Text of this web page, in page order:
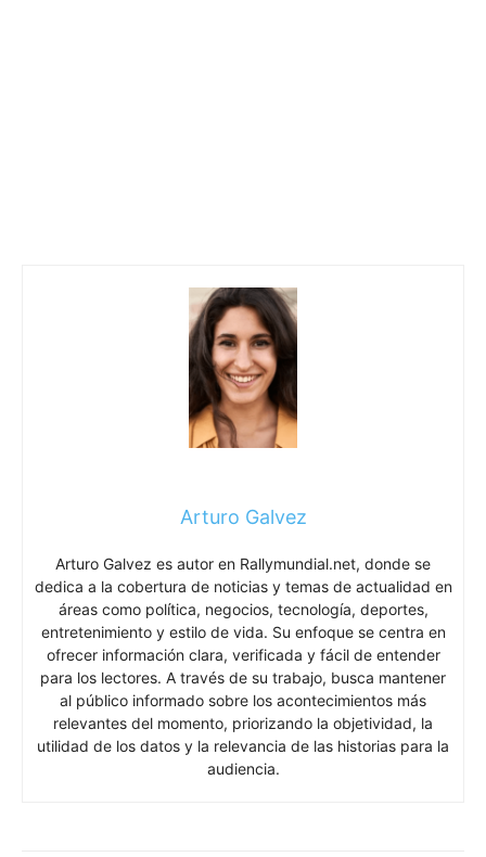
Arturo Galvez
Arturo Galvez es autor en Rallymundial.net, donde se
dedica a la cobertura de noticias y temas de actualidad en
áreas como política, negocios, tecnología, deportes,
entretenimiento y estilo de vida. Su enfoque se centra en
ofrecer información clara, verificada y fácil de entender
para los lectores. A través de su trabajo, busca mantener
al público informado sobre los acontecimientos más
relevantes del momento, priorizando la objetividad, la
utilidad de los datos y la relevancia de las historias para la
audiencia.